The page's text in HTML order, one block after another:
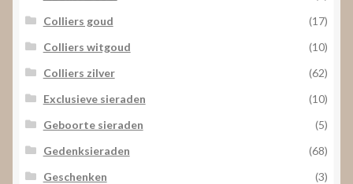
Colliers goud
(17)
Colliers witgoud
(10)
Colliers zilver
(62)
Exclusieve sieraden
(10)
Geboorte sieraden
(5)
Gedenksieraden
(68)
Geschenken
(3)